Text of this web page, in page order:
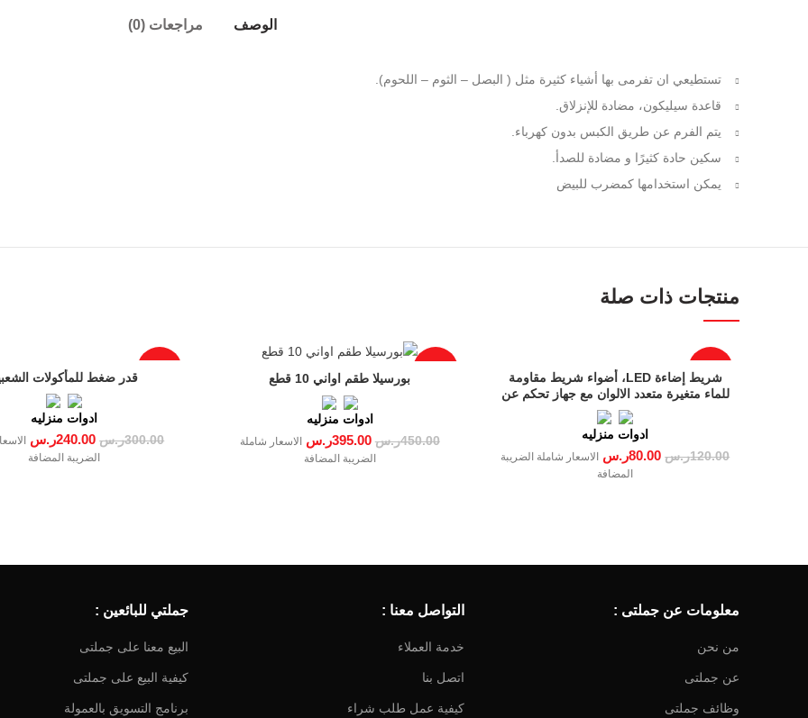
الوصف مراجعات (0)
تستطيعي ان تفرمى بها أشياء كثيرة مثل ( البصل – الثوم – اللحوم).
قاعدة سيليكون، مضادة للإنزلاق.
يتم الفرم عن طريق الكبس بدون كهرباء.
سكين حادة كثيرًا و مضادة للصدأ.
يمكن استخدامها كمضرب للبيض
منتجات ذات صلة
شريط إضاءة LED، أضواء شريط مقاومة
للماء متغيرة متعدد الالوان مع جهاز تحكم عن
بعد، للتلفزيون وغرفة النوم وتزيين المنزل
والحفلة والهواء الطلق،
ادوات منزليه
120.00ر.س 80.00ر.س
الاسعار شاملة الضريبة
المضافة
بورسيلا طقم اواني 10 قطع
ادوات منزليه
450.00ر.س 395.00ر.س
الاسعار شاملة
الضريبة المضافة
قدر ضغط للمأكولات
ادوات منزليه
300.00ر.س 240.00ر.س
الضريبة المضافة
معلومات عن جملتى :
من نحن
عن جملتى
وظائف جملتى
التواصل معنا :
خدمة العملاء
اتصل بنا
كيفية عمل طلب شراء
جملتي للبائعين :
البيع معنا على جملتى
كيفية البيع على جملتى
برنامج التسويق بالعمولة